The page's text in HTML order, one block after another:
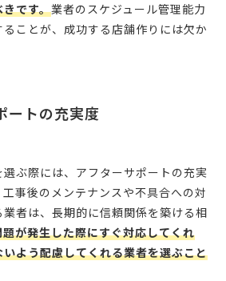
です。業者のスケジュール管理能力
ことが、成功する店舗作りには欠か
ートの充実度
ぶ際には、アフターサポートの充実
事後のメンテナンスや不具合への対
者は、長期的に信頼関係を築ける相
が発生した際にすぐ対応してくれ
よう配慮してくれる業者を選ぶこと